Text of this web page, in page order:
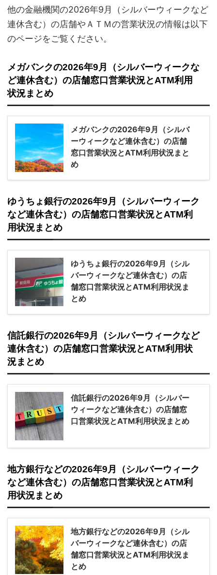
他の金融機関の2026年9月（シルバーウィークなど
連休含む）の店舗やＡＴＭの営業状況の情報は以下
のページをご覧ください。
メガバンクの2026年9月（シルバーウィークな
ど連休含む）の店舗窓口営業状況とATM利用
状況まとめ
メガバンクの2026年9月（シルバ
ーウィークなど連休含む）の店舗
窓口営業状況とATM利用状況まと
め
ゆうちょ銀行の2026年9月（シルバーウィーク
など連休含む）の店舗窓口営業状況とATM利
用状況まとめ
ゆうちょ銀行の2026年9月（シル
バーウィークなど連休含む）の店
舗窓口営業状況とATM利用状況ま
とめ
信託銀行の2026年9月（シルバーウィークなど
連休含む）の店舗窓口営業状況とATM利用状
況まとめ
信託銀行の2026年9月（シルバー
ウィークなど連休含む）の店舗窓
口営業状況とATM利用状況まとめ
地方銀行などの2026年9月（シルバーウィーク
など連休含む）の店舗窓口営業状況とATM利
用状況まとめ
地方銀行などの2026年9月（シル
バーウィークなど連休含む）の店
舗窓口営業状況とATM利用状況ま
とめ